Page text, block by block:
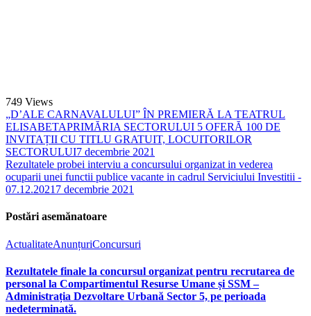
749 Views
„D’ALE CARNAVALULUI” ÎN PREMIERĂ LA TEATRUL
ELISABETAPRIMĂRIA SECTORULUI 5 OFERĂ 100 DE
INVITAȚII CU TITLU GRATUIT, LOCUITORILOR
SECTORULUI7 decembrie 2021
Rezultatele probei interviu a concursului organizat in vederea
ocuparii unei functii publice vacante in cadrul Serviciului Investitii -
07.12.2021 7 decembrie 2021
Postări asemănatoare
ActualitateAnunțuriConcursuri
Rezultatele finale la concursul organizat pentru recrutarea de
personal la Compartimentul Resurse Umane și SSM –
Administrația Dezvoltare Urbană Sector 5, pe perioada
nedeterminată.